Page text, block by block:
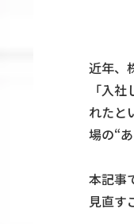
近年、
「入
れたと
場の“
本記事
見直す